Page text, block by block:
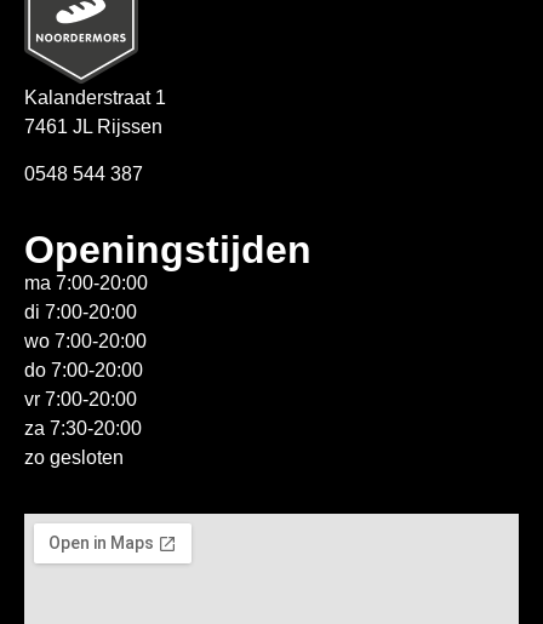
Kalanderstraat 1
7461 JL Rijssen
0548 544 387
Openingstijden
ma 7:00-20:00
di 7:00-20:00
wo 7:00-20:00
do 7:00-20:00
vr 7:00-20:00
za 7:30-20:00
zo gesloten